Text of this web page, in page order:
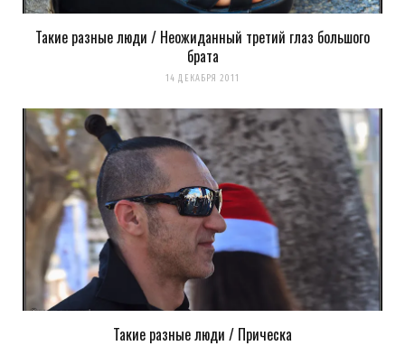
Такие разные люди / Неожиданный третий глаз большого
брата
14 ДЕКАБРЯ 2011
Такие разные люди / Прическа